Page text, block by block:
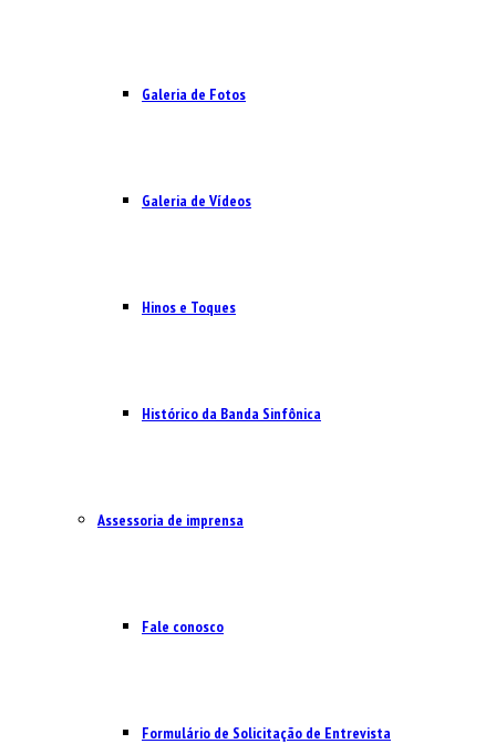
Galeria de Fotos
Galeria de Vídeos
Hinos e Toques
Histórico da Banda Sinfônica
Assessoria de imprensa
Fale conosco
Formulário de Solicitação de Entrevista